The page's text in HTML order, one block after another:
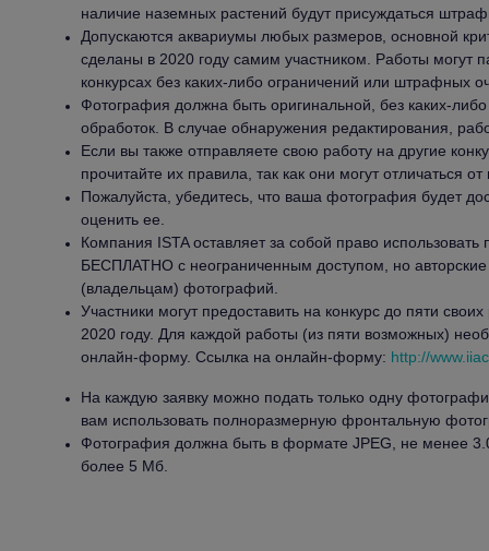
наличие наземных растений будут присуждаться
Допускаются аквариумы любых размеров, основной
сделаны в 2020 году самим участником. Работы могут
конкурсах без каких-либо ограничений или штрафных
Фотография должна быть оригинальной, без каких-
обработок. В случае обнаружения редактирования,
Если вы также отправляете свою работу на другие
прочитайте их правила, так как они могут отличаться
Пожалуйста, убедитесь, что ваша фотография будет
оценить ее.
Компания ISTA оставляет за собой право
БЕСПЛАТНО с неограниченным доступом, но
(владельцам) фотографий.
Участники могут предоставить на конкурс до пяти
2020 году. Для каждой работы (из пяти возможных)
онлайн-форму. Ссылка на онлайн-форму: http://
На каждую заявку можно подать только одну
вам использовать полноразмерную фронтальную
Фотография должна быть в формате JPEG, не менее
более 5 Мб.